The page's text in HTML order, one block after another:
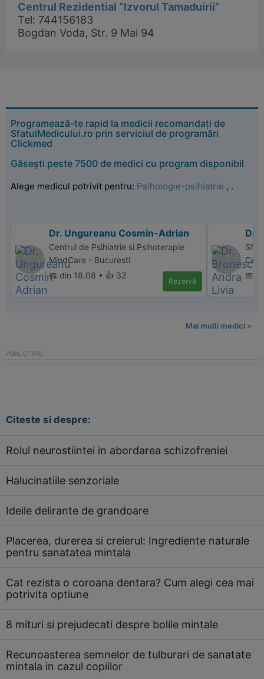
Centrul Rezidential “Izvorul Tamaduirii”
Tel: 744156183
Bogdan Voda, Str. 9 Mai 94
Programează-te rapid la medicii recomandați de
SfatulMedicului.ro prin serviciul de programări
Clickmed
Găsești peste 7500 de medici cu program disponibil
Alege medicul potrivit pentru: Psihologie-psihiatrie , .
Dr. Ungureanu Cosmin-Adrian
Centrul de Psihiatrie si Psihoterapie
MindCare - Bucuresti
📅 din 18.08 • 👍 32
Rezervă
Dr.
📅
Mai multi medici >
Citeste si despre:
Rolul neurostiintei in abordarea schizofreniei
Halucinatiile senzoriale
Ideile delirante de grandoare
Placerea, durerea si creierul: Ingrediente naturale
pentru sanatatea mintala
Cat rezista o coroana dentara? Cum alegi cea mai
potrivita optiune
8 mituri si prejudecati despre bolile mintale
Recunoasterea semnelor de tulburari de sanatate
mintala in cazul copiilor